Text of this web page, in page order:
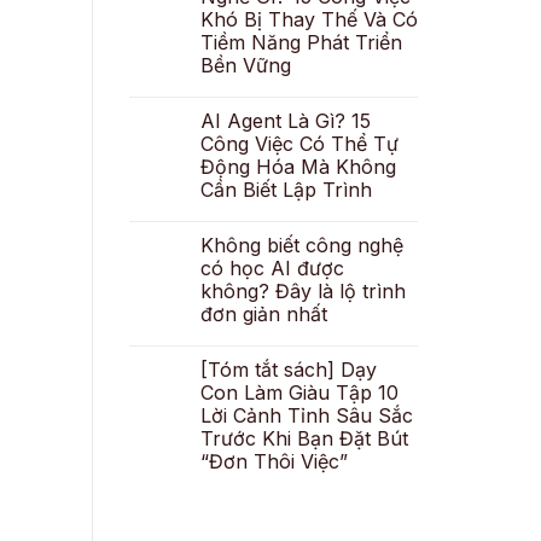
Khó Bị Thay Thế Và Có
Tiềm Năng Phát Triển
Bền Vững
AI Agent Là Gì? 15
Công Việc Có Thể Tự
Động Hóa Mà Không
Cần Biết Lập Trình
Không biết công nghệ
có học AI được
không? Đây là lộ trình
đơn giản nhất
[Tóm tắt sách] Dạy
Con Làm Giàu Tập 10
Lời Cảnh Tỉnh Sâu Sắc
Trước Khi Bạn Đặt Bút
“Đơn Thôi Việc”